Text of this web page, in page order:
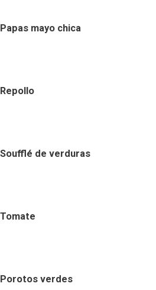
Papas mayo chica
Repollo
Soufflé de verduras
Tomate
Porotos verdes